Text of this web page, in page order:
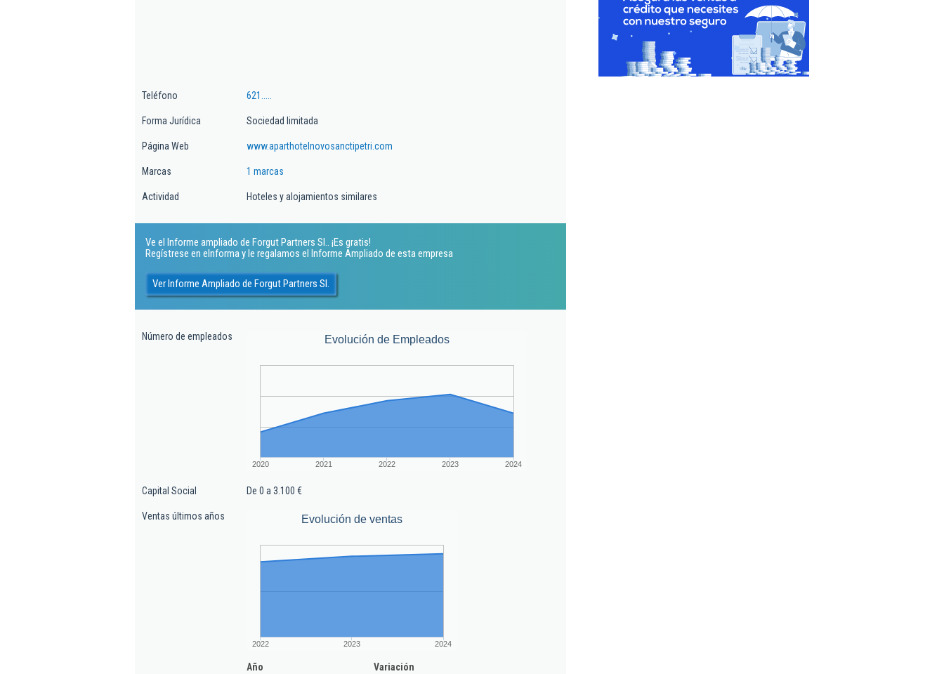
Teléfono 621.....
Forma Jurídica Sociedad limitada
Página Web www.aparthotelnovosanctipetri.com
Marcas 1 marcas
Actividad Hoteles y alojamientos similares
Ve el Informe ampliado de Forgut Partners Sl.. ¡Es gratis!
Regístrese en eInforma y le regalamos el Informe Ampliado de esta empresa
Ver Informe Ampliado de Forgut Partners Sl.
Número de empleados Evolución de Empleados
2020 2021 2022 2023 2024
Capital Social De 0 a 3.100 €
Ventas últimos años Evolución de ventas
2022 2023 2024
Año
Variación